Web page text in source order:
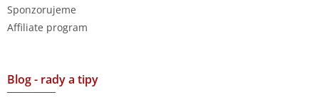
Sponzorujeme
Affiliate program
Blog - rady a tipy